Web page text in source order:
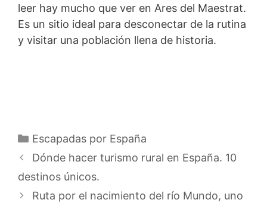
leer hay mucho que ver en Ares del Maestrat.
Es un sitio ideal para desconectar de la rutina
y visitar una población llena de historia.
Categorías
Escapadas por España
Dónde hacer turismo rural en España. 10
destinos únicos.
Ruta por el nacimiento del río Mundo, uno